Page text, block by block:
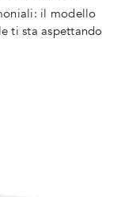
il modello
ti sta aspettando